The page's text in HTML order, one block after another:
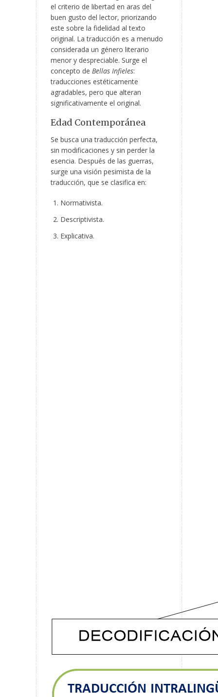
el criterio de libertad en aras del
buen gusto del lector, priorizando
este sobre la fidelidad al texto
original. La traducción es a menudo
considerada un género literario
menor y despreciable. Surge el
concepto de Bellas Infieles:
traducciones estéticamente
agradables, pero que alteran
significativamente el original.
Edad Contemporánea
Se busca una traducción perfecta,
sin modificaciones y sin perder la
esencia. Después de las guerras,
surge una visión pesimista de la
traducción, que se clasifica en:
Normativista.
Descriptivista.
Explicativa.